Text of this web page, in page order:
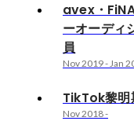
avex・
ーオーディ
員
Nov 2019-Jan
TikTok黎明
Nov 2018-